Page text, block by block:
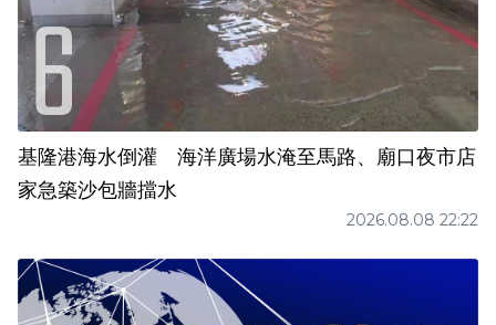
基隆港海水倒灌 海洋廣場水淹至馬路、廟口夜市店
家急築沙包牆擋水
2026.08.08 22:22